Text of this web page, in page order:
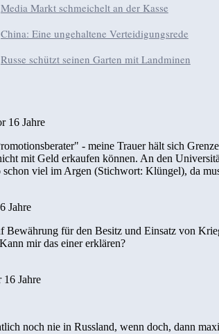
Media Markt schmeichelt an der Kasse
China: Eine ungehaltene Verteidigungsrede
Russe schützt seinen Garten mit Landminen